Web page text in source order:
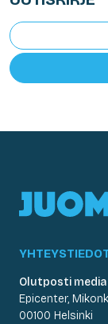
Olutposti media
Epicenter,
00100 Helsinki